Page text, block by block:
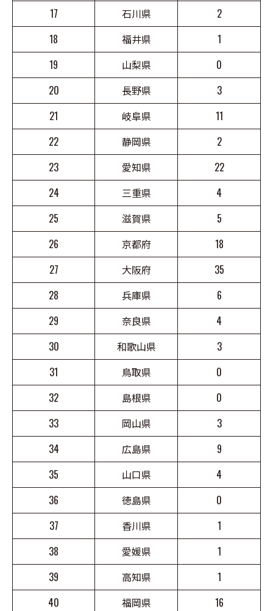
17 石川県
2
18
福井県
1
19
山梨県
0
20
長野県
3
21
岐阜県
11
22
静岡県
2
23
愛知県
22
24
三重県
4
25
滋賀県
5
26
京都府
18
27
大阪府
35
28
兵庫県
6
29
奈良県
4
30
和歌山県
3
31
鳥取県
0
32
島根県
0
33
岡山県
3
34
広島県
9
35
山口県
4
36
徳島県
0
37
香川県
1
38
愛媛県
1
39
高知県
1
40
福岡県
16